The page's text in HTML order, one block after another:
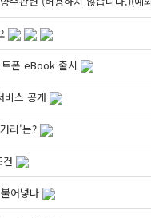
폰 eBook 출시
스 공개
리'는?
어넣나